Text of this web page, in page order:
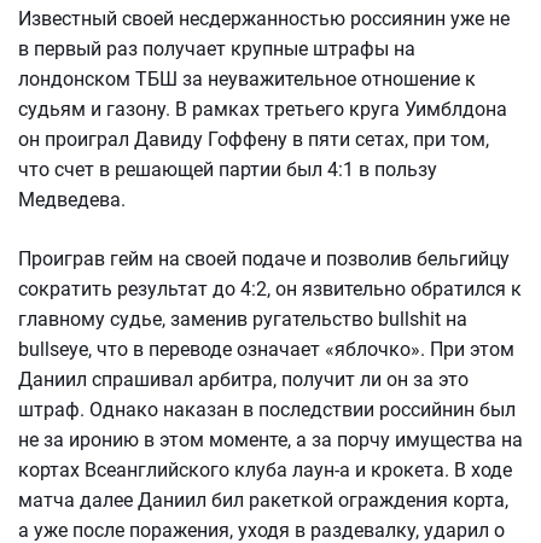
Известный своей несдержанностью россиянин уже не
в первый раз получает крупные штрафы на
лондонском ТБШ за неуважительное отношение к
судьям и газону. В рамках третьего круга Уимблдона
он проиграл Давиду Гоффену в пяти сетах, при том,
что счет в решающей партии был 4:1 в пользу
Медведева.
Проиграв гейм на своей подаче и позволив бельгийцу
сократить результат до 4:2, он язвительно обратился к
главному судье, заменив ругательство bullshit на
bullseye, что в переводе означает «яблочко». При этом
Даниил спрашивал арбитра, получит ли он за это
штраф. Однако наказан в последствии российнин был
не за иронию в этом моменте, а за порчу имущества на
кортах Всеанглийского клуба лаун-а и крокета. В ходе
матча далее Даниил бил ракеткой ограждения корта,
а уже после поражения, уходя в раздевалку, ударил о